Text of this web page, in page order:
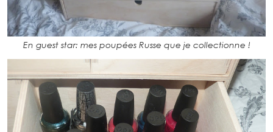
En guest star: mes poupées Russe que je collectionne !